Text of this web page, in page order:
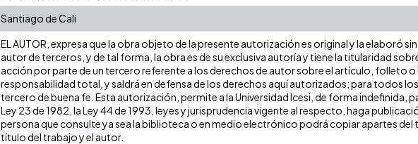
Santiago de Cali
EL AUTOR, expresa que la obra objeto de la presente autorización es original y la elaboró
autor de terceros, y de tal forma, la obra es de su exclusiva autoría y tiene la titularidad
acción por parte de un tercero referente a los derechos de autor sobre el artículo, folleto o
responsabilidad total, y saldrá en defensa de los derechos aquí autorizados; para todos
tercero de buena fe. Esta autorización, permite a la Universidad Icesi, de forma indefinida,
Ley 23 de 1982, la Ley 44 de 1993, leyes y jurisprudencia vigente al respecto, haga
persona que consulte ya sea la biblioteca o en medio electrónico podrá copiar apartes del
título del trabajo y el autor.